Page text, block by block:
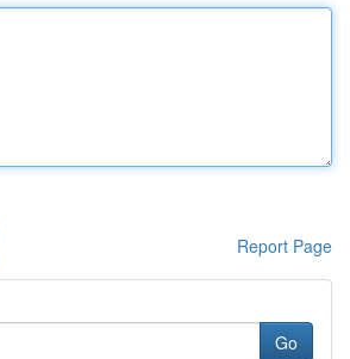
Report Page
Go